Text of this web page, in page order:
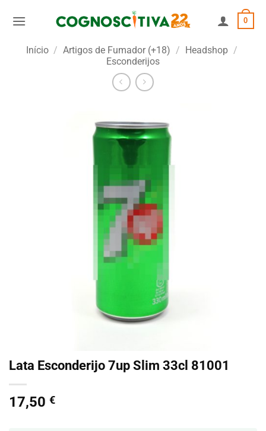
0
Início / Artigos de Fumador (+18) / Headshop /
Esconderijos
Lata Esconderijo 7up Slim 33cl 81001
17,50 €